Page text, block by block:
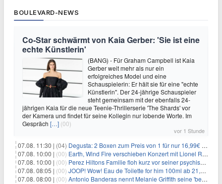
BOULEVARD-NEWS
Co-Star schwärmt von Kaia Gerber: 'Sie ist eine
echte Künstlerin'
(BANG) - Für Graham Campbell ist Kaia
Gerber weit mehr als nur ein
erfolgreiches Model und eine
Schauspielerin: Er hält sie für eine "echte
Künstlerin". Der 24-jährige Schauspieler
steht gemeinsam mit der ebenfalls 24-
jährigen Kaia für die neue Teenie-Thrillerserie 'The Shards' vor
der Kamera und findet für seine Kollegin nur lobende Worte. Im
Gespräch […] (00)
vor 1 Stunde
07.08. 11:30 | (04) Degusta: 2 Boxen zum Preis von 1 für nur 16,99€ inkl. Versand
07.08. 10:00 | (00) Earth, Wind Fire verschieben Konzert mit Lionel Richie nach medizinischem Notfall
07.08. 10:00 | (00) Perez Hiltons Familie floh kurz vor seiner psychischen Krise aus dem Haus
07.08. 08:05 | (00) JOOP! Wow! Eau de Toilette for him 100ml ab 21,84€ im Sparabo
07.08. 08:00 | (00) Antonio Banderas nennt Melanie Griffith seine 'beste Freundin'